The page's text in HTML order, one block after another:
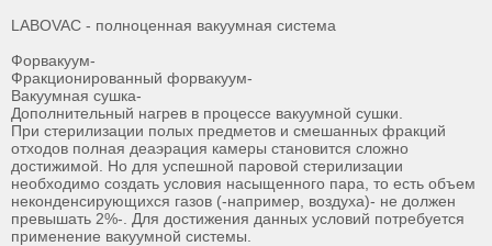
LABOVAC - полноценная вакуумная система
Форвакуум-
Фракционированный форвакуум-
Вакуумная сушка-
Дополнительный нагрев в процессе вакуумной сушки.
При стерилизации полых предметов и смешанных фракций
отходов полная деаэрация камеры становится сложно
достижимой. Но для успешной паровой стерилизации
необходимо создать условия насыщенного пара, то есть объем
неконденсирующихся газов (-например, воздуха)- не должен
превышать 2%-. Для достижения данных условий потребуется
применение вакуумной системы.